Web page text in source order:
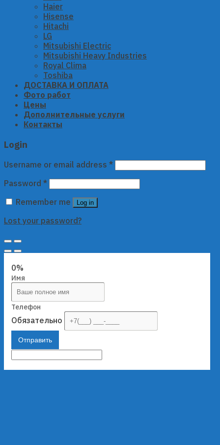
Haier
Hisense
Hitachi
LG
Mitsubishi Electric
Mitsubishi Heavy Industries
Royal Clima
Toshiba
ДОСТАВКА И ОПЛАТА
Фото работ
Цены
Дополнительные услуги
Контакты
Login
Username or email address *
Password *
Remember me
Log in
Lost your password?
0%
Имя
Телефон
Обязательно
Отправить